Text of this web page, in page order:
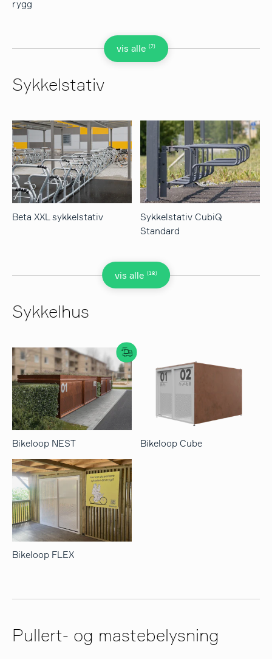
vis alle (7)
rygg
Sykkelstativ
vis alle (18)
Beta XXL sykkelstativ
Sykkelstativ CubiQ
Standard
Sykkelhus
Bikeloop NEST Bikeloop Cube
Bikeloop FLEX
Pullert- og mastebelysning